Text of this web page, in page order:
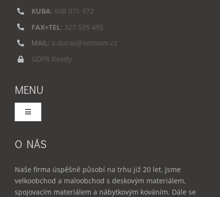
KUBA: 608 071 972
FAX+TEL: 327 595 495
MAIL: a.duras@seznam.cz
GDPR Ready
MENU
Toggle
Služby
O NÁS
Naše firma úspěšně působí na trhu již 20 let. Jsme
velkoobchod a maloobchod s deskovým materiálem,
spojovacím materiálem a nábytkovým kováním. Dále se